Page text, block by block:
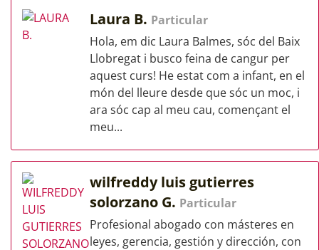
Laura B. Particular
Hola, em dic Laura Balmes, sóc del Baix
Llobregat i busco feina de cangur per
aquest curs! He estat com a infant, en el
món del lleure desde que sóc un moc, i
ara sóc cap al meu cau, començant el
meu...
wilfreddy luis gutierres
solorzano G. Particular
Profesional abogado con másteres en
leyes, gerencia, gestión y dirección, con